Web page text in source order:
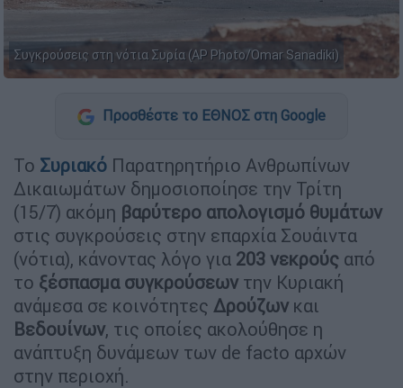
Συγκρούσεις στη νότια Συρία (AP Photo/Omar Sanadiki)
Προσθέστε το ΕΘΝΟΣ στη Google
Το Συριακό Παρατηρητήριο Ανθρωπίνων
Δικαιωμάτων δημοσιοποίησε την Τρίτη
(15/7) ακόμη βαρύτερο απολογισμό θυμάτων
στις συγκρούσεις στην επαρχία Σουάιντα
(νότια), κάνοντας λόγο για 203 νεκρούς από
το ξέσπασμα συγκρούσεων την Κυριακή
ανάμεσα σε κοινότητες Δρούζων και
Βεδουίνων, τις οποίες ακολούθησε η
ανάπτυξη δυνάμεων των de facto αρχών
στην περιοχή.